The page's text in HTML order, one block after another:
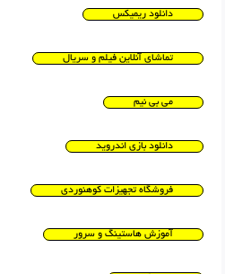
دانلود ریمیکس
تماشای آنلاین فیلم و سریال
می بی نیم
دانلود بازی اندروید
فروشگاه تجهیزات کوهنوردی
آموزش هاستینگ و سرور